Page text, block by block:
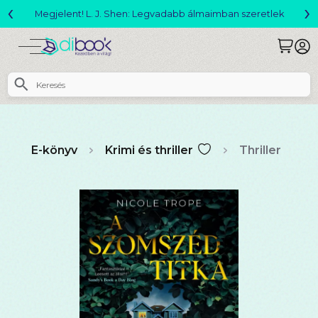
Megjelent! L. J. Shen: Legvadabb álmaimban szeretlek
‹ ›
E-könyv Krimi és thriller Thriller